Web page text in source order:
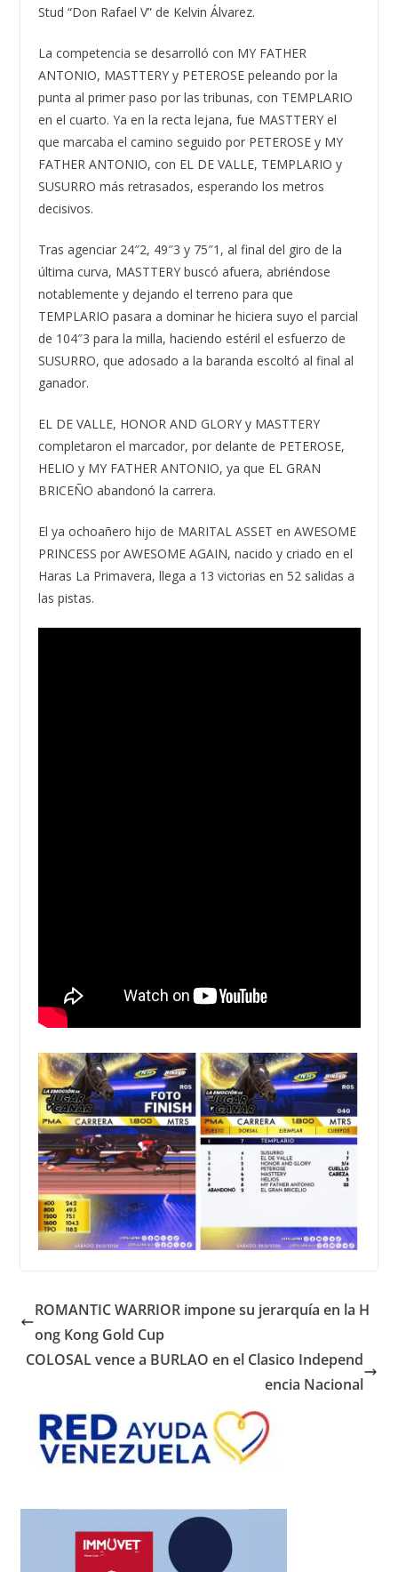
Stud “Don Rafael V” de Kelvin Álvarez.
La competencia se desarrolló con MY FATHER
ANTONIO, MASTTERY y PETEROSE peleando por la
punta al primer paso por las tribunas, con TEMPLARIO
en el cuarto. Ya en la recta lejana, fue MASTTERY el
que marcaba el camino seguido por PETEROSE y MY
FATHER ANTONIO, con EL DE VALLE, TEMPLARIO y
SUSURRO más retrasados, esperando los metros
decisivos.
Tras agenciar 24″2, 49″3 y 75″1, al final del giro de la
última curva, MASTTERY buscó afuera, abriéndose
notablemente y dejando el terreno para que
TEMPLARIO pasara a dominar he hiciera suyo el parcial
de 104″3 para la milla, haciendo estéril el esfuerzo de
SUSURRO, que adosado a la baranda escoltó al final al
ganador.
EL DE VALLE, HONOR AND GLORY y MASTTERY
completaron el marcador, por delante de PETEROSE,
HELIO y MY FATHER ANTONIO, ya que EL GRAN
BRICEÑO abandonó la carrera.
El ya ochoañero hijo de MARITAL ASSET en AWESOME
PRINCESS por AWESOME AGAIN, nacido y criado en el
Haras La Primavera, llega a 13 victorias en 52 salidas a
las pistas.
ROMANTIC WARRIOR impone su jerarquía en la H
ong Kong Gold Cup
COLOSAL vence a BURLAO en el Clasico Independ
encia Nacional